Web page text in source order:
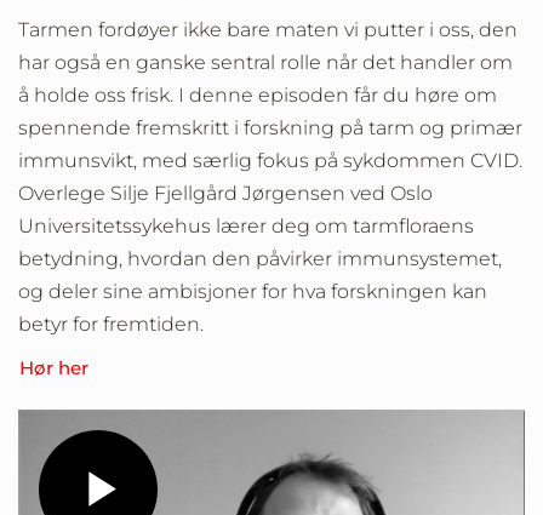
Tarmen fordøyer ikke bare maten vi putter i oss, den
har også en ganske sentral rolle når det handler om
å holde oss frisk. I denne episoden får du høre om
spennende fremskritt i forskning på tarm og primær
immunsvikt, med særlig fokus på sykdommen CVID.
Overlege Silje Fjellgård Jørgensen ved Oslo
Universitetssykehus lærer deg om tarmfloraens
betydning, hvordan den påvirker immunsystemet,
og deler sine ambisjoner for hva forskningen kan
betyr for fremtiden.
Hør her